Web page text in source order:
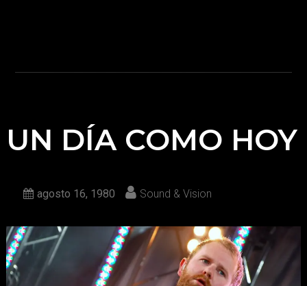
UN DÍA COMO HOY
agosto 16, 1980 Sound & Vision